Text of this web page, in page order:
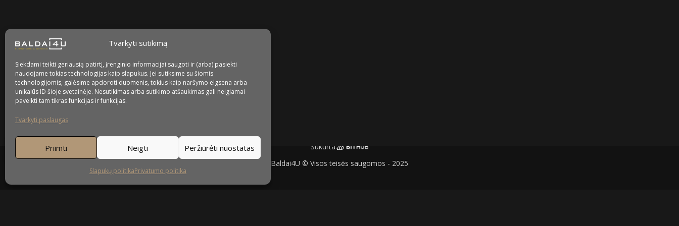
Tvarkyti sutikimą
Siekdami teikti geriausią patirtį, įrenginio informacijai saugoti ir (arba) pasiekti
naudojame tokias technologijas kaip slapukus. Jei sutiksime su šiomis
technologijomis, galėsime apdoroti duomenis, tokius kaip naršymo elgsena arba
unikalūs ID šioje svetainėje. Nesutikimas arba sutikimo atšaukimas gali neigiamai
paveikti tam tikras funkcijas ir funkcijas.
Tvarkyti paslaugas
Priimti Neigti Peržiūrėti nuostatas
Slapukų politikaPrivatumo politika
Privatumo politika
Slapukų politika
Sukurta:
Baldai4U © Visos teisės saugomos - 2025